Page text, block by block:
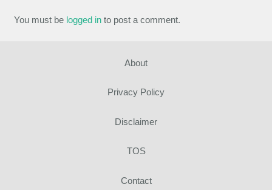
You must be logged into post a comment.
About
Privacy Policy
Disclaimer
TOS
Contact